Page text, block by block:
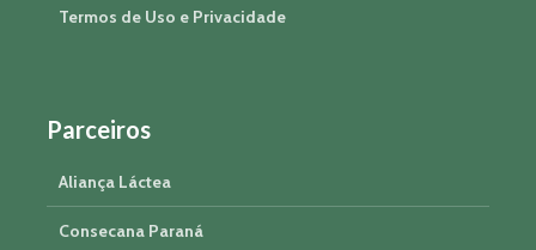
Termos de Uso e Privacidade
Parceiros
Aliança Láctea
Consecana Paraná